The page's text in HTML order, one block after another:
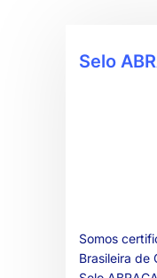
Selo
Somos
Brasileira de